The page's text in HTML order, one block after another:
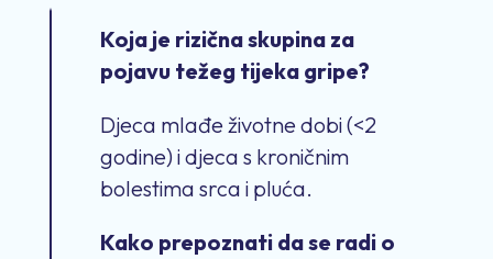
Koja je rizična skupina za
pojavu težeg tijeka gripe?
Djeca mlađe životne dobi (<2
godine) i djeca s kroničnim
bolestima srca i pluća.
Kako prepoznati da se radi o